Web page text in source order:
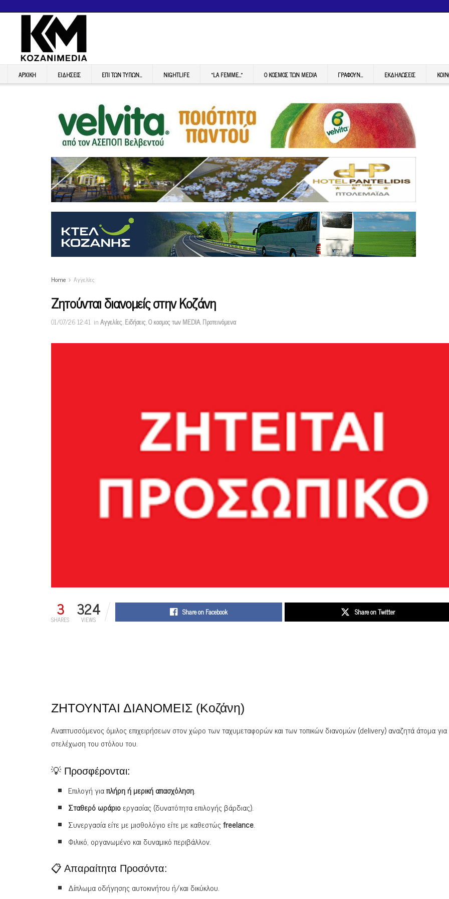
ΑΡΧΙΚΉ ΕΙΔΉΣΕΙΣ ΕΠI ΤΩΝ ΤΥΠΩΝ… NIGHTLIFE “LA FEMME…” Ο ΚΟΣΜΟΣ ΤΩΝ MEDIA ΓΡΆΦΟΥΝ… ΕΚΔΗΛΏΣΕΙΣ
Home Αγγελίες
Ζητούνται διανομείς στην Κοζάνη
01/07/26 12:41 inΑγγελίες,Ειδήσεις,Ο κοσμος των MEDIA,Προτεινόμενα
3
SHARES 324
VIEWS
Share on Facebook Share on Twitter
ΖΗΤΟΥΝΤΑΙ ΔΙΑΝΟΜΕΙΣ (Κοζάνη)
Αναπτυσσόμενος όμιλος επιχειρήσεων στον χώρο των ταχυμεταφορών και των τοπικών διανομών (delivery) αναζητά άτομα
στελέχωση του στόλου του.
💡 Προσφέρονται:
Επιλογή γιαπλήρη ή μερική απασχόληση.
Σταθερό ωράριοεργασίας (δυνατότητα επιλογής βάρδιας).
Συνεργασία είτε με μισθολόγιο είτε με καθεστώςfreelance.
Φιλικό, οργανωμένο και δυναμικό περιβάλλον.
📋 Απαραίτητα Προσόντα:
Δίπλωμα οδήγησης αυτοκινήτου ή/και δικύκλου.